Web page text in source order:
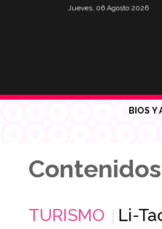
Jueves, 06 Agosto 2026
BIOS Y
TURISMO Li-